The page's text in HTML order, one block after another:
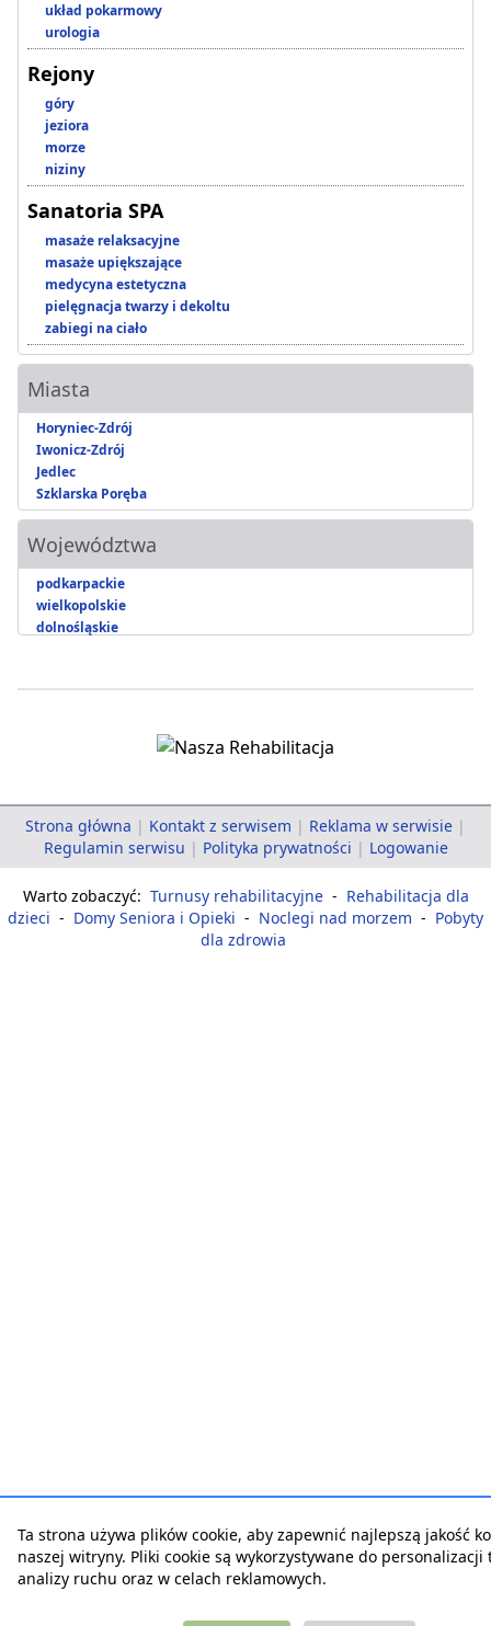
układ pokarmowy
urologia
Rejony
góry
jeziora
morze
niziny
Sanatoria SPA
masaże relaksacyjne
masaże upiększające
medycyna estetyczna
pielęgnacja twarzy i dekoltu
zabiegi na ciało
Miasta
Horyniec-Zdrój
Iwonicz-Zdrój
Jedlec
Szklarska Poręba
Województwa
podkarpackie
wielkopolskie
dolnośląskie
Strona główna | Kontakt z serwisem | Reklama w serwisie |
Regulamin serwisu | Polityka prywatności | Logowanie
Warto zobaczyć: Turnusy rehabilitacyjne - Rehabilitacja dla
dzieci - Domy Seniora i Opieki - Noclegi nad morzem - Pobyty
dla zdrowia
Ta strona używa plików cookie, aby zapewnić najlepszą jakość
naszej witryny. Pliki cookie są wykorzystywane do personalizacji
analizy ruchu oraz w celach reklamowych.